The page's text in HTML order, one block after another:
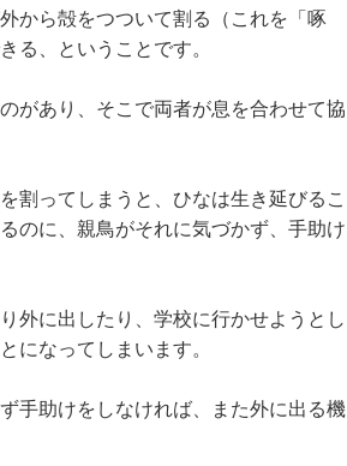
から殻をつついて割る（これを「啄
る、ということです。
があり、そこで両者が息を合わせて協
割ってしまうと、ひなは生き延びるこ
のに、親鳥がそれに気づかず、手助け
外に出したり、学校に行かせようとし
になってしまいます。
手助けをしなければ、また外に出る機